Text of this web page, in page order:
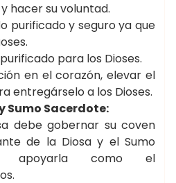
hacer su voluntad.
purificado y seguro ya que
para los Dioses.
en el corazón, elevar el
entregárselo a los Dioses.
Sumo Sacerdote:
debe gobernar su coven
de la Diosa y el Sumo
apoyarla como el